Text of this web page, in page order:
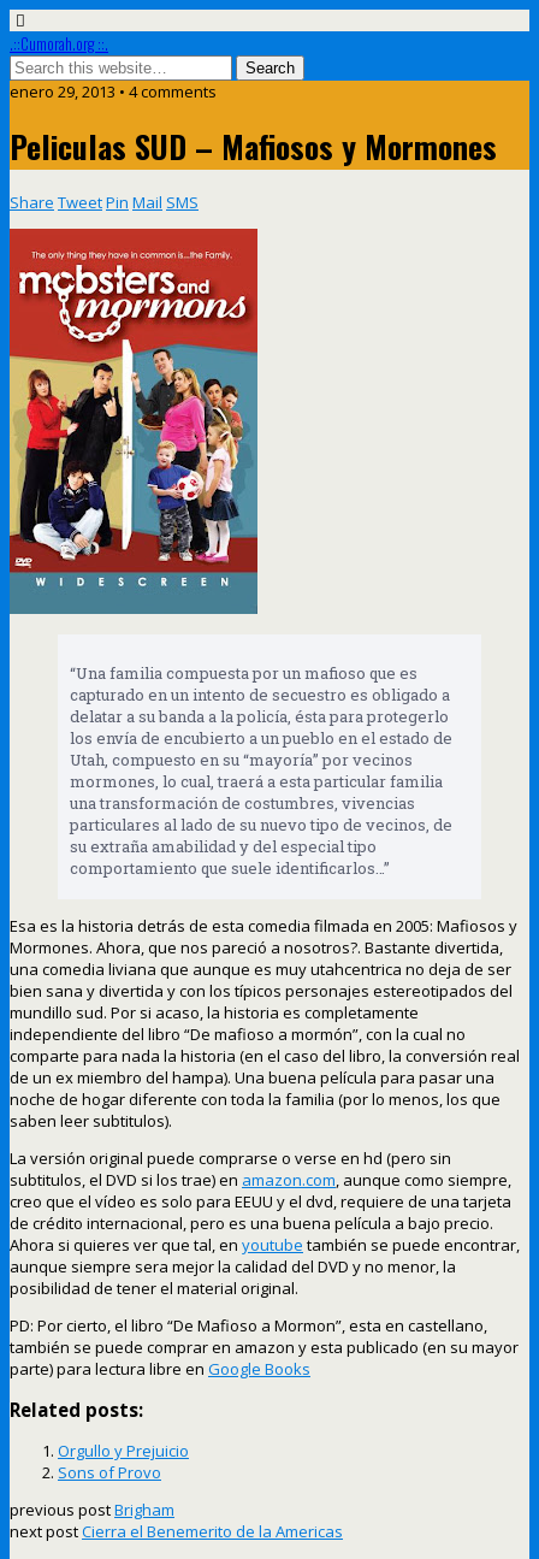
.::Cumorah.org ::.
enero 29, 2013 • 4 comments
Peliculas SUD – Mafiosos y Mormones
Share TweetPin Mail SMS
“Una familia compuesta por un mafioso que es
capturado en un intento de secuestro es obligado a
delatar a su banda a la policía, ésta para protegerlo
los envía de encubierto a un pueblo en el estado de
Utah, compuesto en su “mayoría” por vecinos
mormones, lo cual, traerá a esta particular familia
una transformación de costumbres, vivencias
particulares al lado de su nuevo tipo de vecinos, de
su extraña amabilidad y del especial tipo
comportamiento que suele identificarlos…”
Esa es la historia detrás de esta comedia filmada en 2005: Mafiosos y
Mormones. Ahora, que nos pareció a nosotros?. Bastante divertida,
una comedia liviana que aunque es muy utahcentrica no deja de ser
bien sana y divertida y con los típicos personajes estereotipados del
mundillo sud. Por si acaso, la historia es completamente
independiente del libro “De mafioso a mormón”, con la cual no
comparte para nada la historia (en el caso del libro, la conversión real
de un ex miembro del hampa). Una buena película para pasar una
noche de hogar diferente con toda la familia (por lo menos, los que
saben leer subtitulos).
La versión original puede comprarse o verse en hd (pero sin
subtitulos, el DVD si los trae) en amazon.com, aunque como siempre,
creo que el vídeo es solo para EEUU y el dvd, requiere de una tarjeta
de crédito internacional, pero es una buena película a bajo precio.
Ahora si quieres ver que tal, en youtube también se puede encontrar,
aunque siempre sera mejor la calidad del DVD y no menor, la
posibilidad de tener el material original.
PD: Por cierto, el libro “De Mafioso a Mormon”, esta en castellano,
también se puede comprar en amazon y esta publicado (en su mayor
parte) para lectura libre en Google Books
Related posts:
Orgullo y Prejuicio
Sons of Provo
previous postBrigham
next postCierra el Benemerito de la Americas